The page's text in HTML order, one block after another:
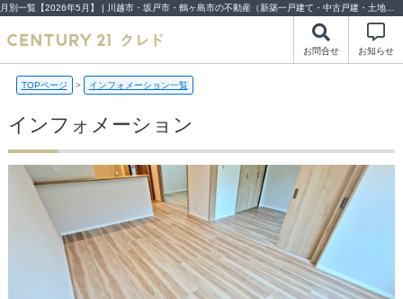
お問合せ お知らせ
TOPページ > インフォメーション一覧
インフォメーション